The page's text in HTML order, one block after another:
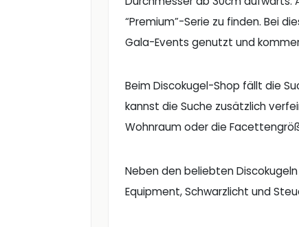
“Premium”-Serie zu finden. Bei
Gala-Events genutzt und
Beim Discokugel-Shop fällt die
kannst die Suche zusätzlich
Wohnraum oder die
Neben den beliebten
Equipment, Schwarzlicht und